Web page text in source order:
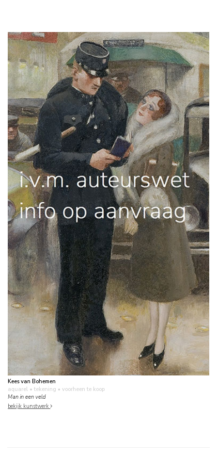
Kees van Bohemen
aquarel • tekening • voorheen te koop
Man in een veld
bekijk kunstwerk